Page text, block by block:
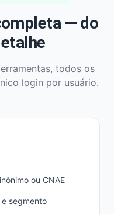
— do
todos os
login por usuário.
ou CNAE
segmento